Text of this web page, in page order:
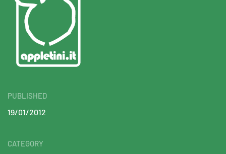
PUBLISHED
19/01/2012
CATEGORY